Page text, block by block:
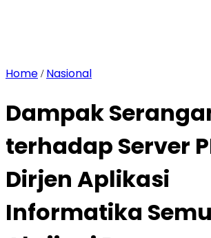
Home / Nasional
Dampak
terhadap Server
Dirjen Aplikasi
Informatika